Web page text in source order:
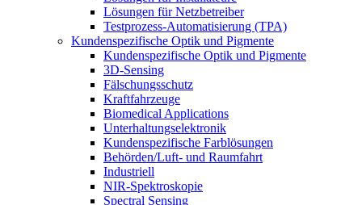
Lösungen für Netzbetreiber
Testprozess-Automatisierung (TPA)
Kundenspezifische Optik und Pigmente
Kundenspezifische Optik und Pigmente
3D-Sensing
Fälschungsschutz
Kraftfahrzeuge
Biomedical Applications
Unterhaltungselektronik
Kundenspezifische Farblösungen
Behörden/Luft- und Raumfahrt
Industriell
NIR-Spektroskopie
Spectral Sensing